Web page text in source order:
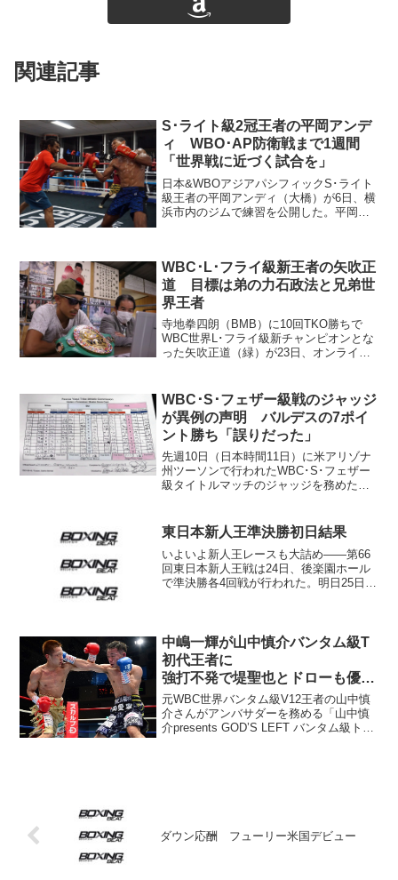
関連記事
S･ライト級2冠王者の平岡アンデ
ィ WBO･AP防衛戦まで1週間
「世界戦に近づく試合を」
日本&WBOアジアパシフィックS･ライト
級王者の平岡アンディ（大橋）が6日、横
浜市内のジムで練習を公開した。平岡は
AP王座の...
WBC･L･フライ級新王者の矢吹正
道 目標は弟の力石政法と兄弟世
界王者
寺地拳四朗（BMB）に10回TKO勝ちで
WBC世界L･フライ級新チャンピオンとな
った矢吹正道（緑）が23日、オンライン
ずに朝を迎えたという。これは「顔が腫
れとるので」と...
WBC･S･フェザー級戦のジャッジ
が異例の声明 バルデスの7ポイ
ント勝ち「誤りだった」
先週10日（日本時間11日）に米アリゾナ
州ツーソンで行われたWBC･S･フェザー
級タイトルマッチのジャッジを務めたス
表。王者オスカル・バルデス（メキシ
コ）が挑戦者ロブ...
東日本新人王準決勝初日結果
いよいよ新人王レースも大詰め――第66
回東日本新人王戦は24日、後楽園ホール
で準決勝各4回戦が行われた。明日25日も
級 三田...
中嶋一輝が山中慎介バンタム級T
初代王者に
強打不発で堤聖也とドローも優勢
点で優勝
元WBC世界バンタム級V12王者の山中慎
介さんがアンバサダーを務める「山中慎
介presents GOD’S LEFT バンタム級トー
ダウン応酬 フューリー米国デビュー